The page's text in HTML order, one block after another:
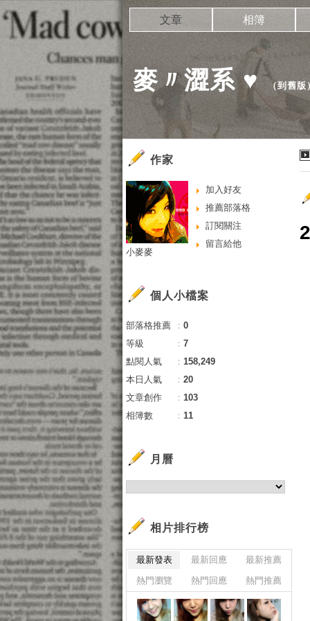
麥〃澀系 ♥ （到舊版
文章 相簿
作家
加入好友
推薦部落格
訂閱關注
留言給他
小麥麥
個人小檔案
部落格推薦 ： 0
等級
： 7
點閱人氣
： 158,249
本日人氣
： 20
文章創作
： 103
相簿數
： 11
月曆
相片排行榜
最新發表 最新回應
最新推薦
熱門瀏覽
熱門回應 熱門推薦